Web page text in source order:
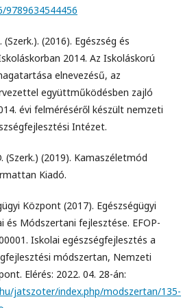
9789634544456
(2016). Egészség és
2014. Az Iskoláskorú
elnevezésű, az
együttműködésben zajló
évi felméréséről készült nemzeti
Intézet.
(Szerk.) (2019). Kamaszéletmód
Kiadó.
Központ (2017). Egészségügyi
és Módszertani fejlesztése. EFOP-
Iskolai egészségfejlesztés a
módszertan, Nemzeti
Elérés: 2022. 04. 28-án:
jatszoter/index.php/modszertan/135-